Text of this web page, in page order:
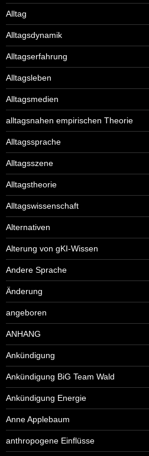
Alltag
Alltagsdynamik
Alltagserfahrung
Alltagsleben
Alltagsmedien
alltagsnahen empirischen Theorie
Alltagssprache
Alltagsszene
Alltagstheorie
Alltagswissenschaft
Alternativen
Alterung von gKI-Wissen
Andere Sprache
Änderung
angeboren
ANHANG
Ankündigung
Ankündigung BiG Team Wald
Ankündigung Energie
Anne Applebaum
anthropogene Einflüsse